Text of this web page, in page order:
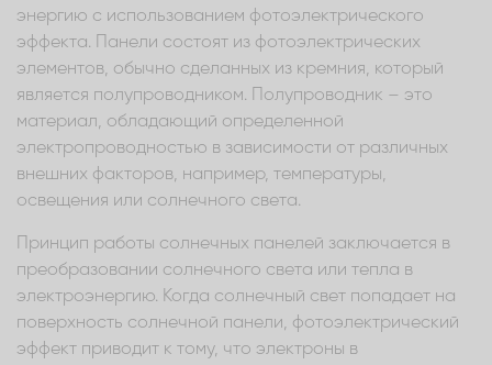
энергию с использованием фотоэлектрического
эффекта. Панели состоят из фотоэлектрических
элементов, обычно сделанных из кремния, который
является полупроводником. Полупроводник – это
материал, обладающий определенной
электропроводностью в зависимости от различных
внешних факторов, например, температуры,
освещения или солнечного света.
Принцип работы солнечных панелей заключается в
преобразовании солнечного света или тепла в
электроэнергию. Когда солнечный свет попадает на
поверхность солнечной панели, фотоэлектрический
эффект приводит к тому, что электроны в